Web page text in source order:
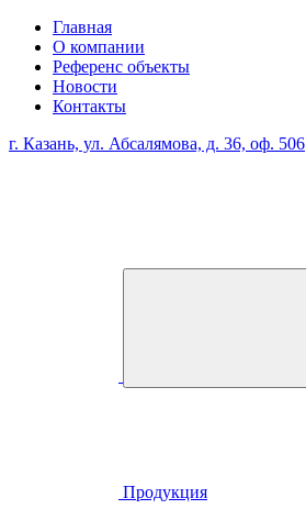
Главная
О компании
Референс объекты
Новости
Контакты
г. Казань, ул. Абсалямова, д. 36, оф. 506
Продукция